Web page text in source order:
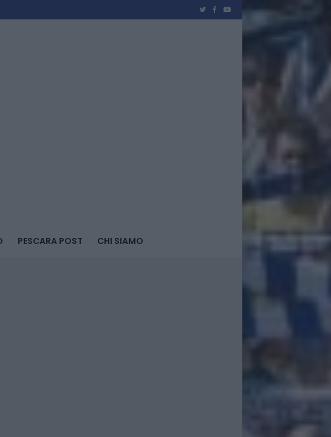
PESCARA POST CHI SIAMO